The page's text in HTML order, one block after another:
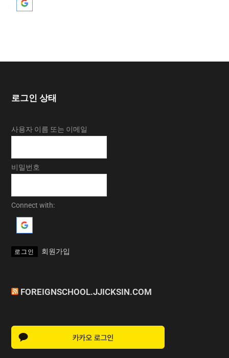
로그인 상태
사용자 이름 또는 이메일
비밀번호
Connect with:
회원가입
FOREIGNSCHOOL.JJICKSIN.COM